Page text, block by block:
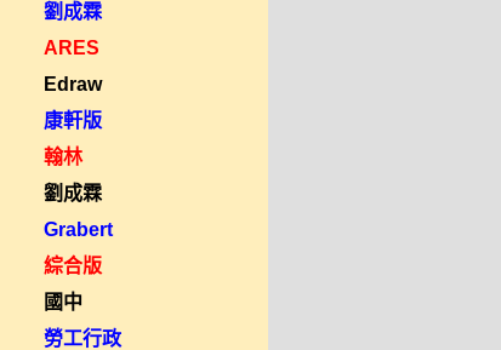
劉成霖
ARES
Edraw
康軒版
翰林
劉成霖
Grabert
綜合版
國中
勞工行政